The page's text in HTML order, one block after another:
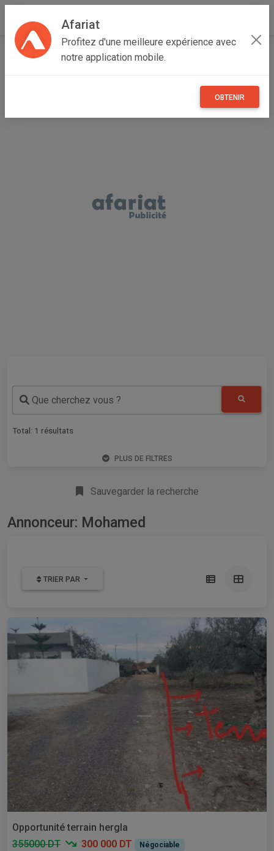
Afariat
Profitez d'une meilleure expérience avec
notre application mobile.
OBTENIR
Accueil Annonceur Mohamed
Que cherchez vous ?
Total: 1 résultats
PLUS DE FILTRES
Sauvegarder la recherche
Annonceur: Mohamed
TRIER PAR
Opportunité terrain hergla
355000 DT
300 000 DT Négociable